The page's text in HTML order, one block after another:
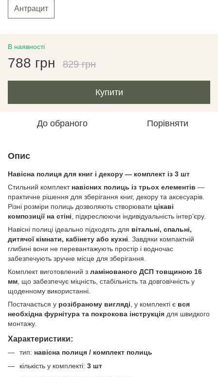
Антрацит
В наявності
788 грн 829 грн
Купити
До обраного Порівняти
Опис
Навісна полиця для книг і декору — комплект із 3 шт
Стильний комплект навісних полиць із трьох елементів —
практичне рішення для зберігання книг, декору та аксесуарів.
Різні розміри полиць дозволяють створювати цікаві
композиції на стіні , підкреслюючи індивідуальність інтер’єру.
Навісні полиці ідеально підходять для вітальні, спальні,
дитячої кімнати, кабінету або кухні . Завдяки компактній
глибині вони не перевантажують простір і водночас
забезпечують зручне місце для зберігання.
Комплект виготовлений з ламінованого ДСП товщиною 16
мм , що забезпечує міцність, стабільність та довговічність у
щоденному використанні.
Постачається у розібраному вигляді , у комплекті є вся
необхідна фурнітура та покрокова інструкція для швидкого
монтажу.
Характеристики:
тип: навісна полиця / комплект полиць
кількість у комплекті: 3 шт